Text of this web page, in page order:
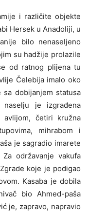
i različite objekte
Hersek u Anadoliji, u
bilo nenaseljeno
su hadžije prolazile
od ratnog plijena tu
Čelebija imalo oko
dobijanjem statusa
je izgrađena
avlijom, četiri kružna
mihrabom i
je sagradio imarete
održavanje vakufa
koje je podigao
Kasaba je dobila
bio Ahmed-paša
je, zapravo, napravio